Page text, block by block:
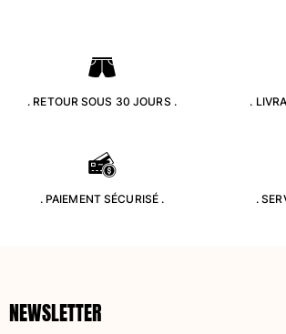
Bas
Robes et jupes
Combinaisons
Shorts
Bébé
. RETOUR SOUS 30 JOURS . .
. PAIEMENT SÉCURISÉ . .
NEWSLETTER